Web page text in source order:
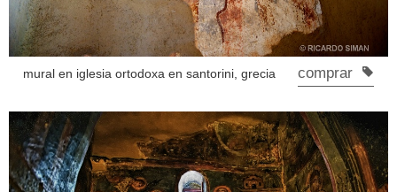
mural en iglesia ortodoxa en santorini, grecia comprar